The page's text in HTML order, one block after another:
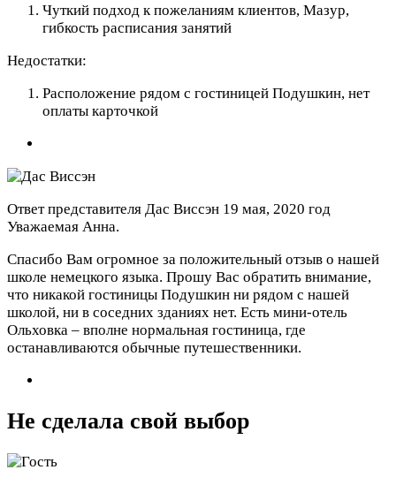
Чуткий подход к пожеланиям клиентов, Мазур,
гибкость расписания занятий
Недостатки:
Расположение рядом с гостиницей Подушкин, нет
оплаты карточкой
Ответ представителя Дас Виссэн 19 мая, 2020 год
Уважаемая Анна.
Спасибо Вам огромное за положительный отзыв о нашей
школе немецкого языка. Прошу Вас обратить внимание,
что никакой гостиницы Подушкин ни рядом с нашей
школой, ни в соседних зданиях нет. Есть мини-отель
Ольховка – вполне нормальная гостиница, где
останавливаются обычные путешественники.
Не сделала свой выбор